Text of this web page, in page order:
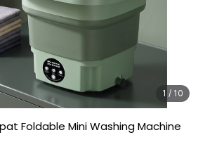
1 / 10
Foldable Mini Washing Machine